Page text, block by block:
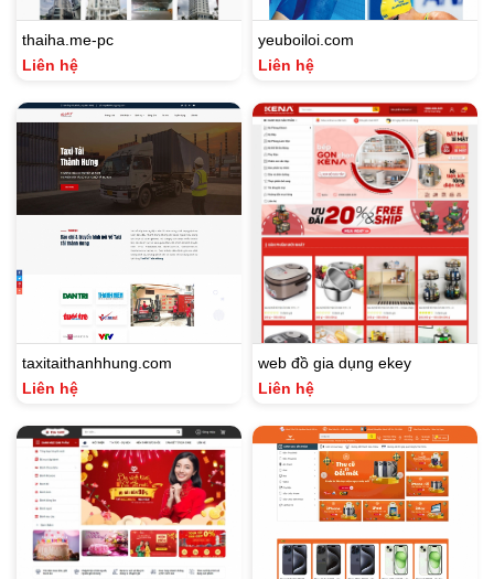
thaiha.me-pc
Liên hệ
yeuboiloi.com
Liên hệ
taxitaithanhhung.com
Liên hệ
web đồ gia dụng ekey
Liên hệ